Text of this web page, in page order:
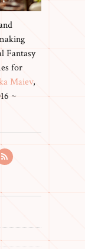
Fantasy
for
Maiev,
~